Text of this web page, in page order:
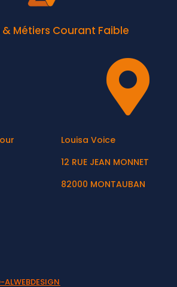
Métiers Courant Faible

Louisa Voice
12 RUE JEAN MONNET
82000 MONTAUBAN
ALWEBDESIGN